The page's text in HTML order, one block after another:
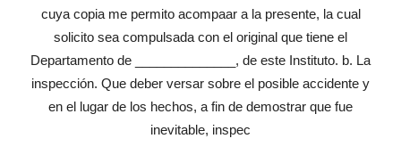
cuya copia me permito acompaar a la presente, la cual
solicito sea compulsada con el original que tiene el
Departamento de ______________, de este Instituto. b. La
inspección. Que deber versar sobre el posible accidente y
en el lugar de los hechos, a fin de demostrar que fue
inevitable, inspec